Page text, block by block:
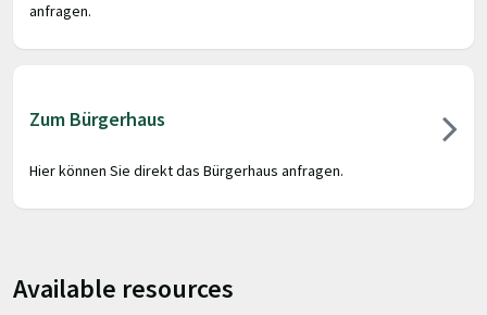
anfragen.
Zum Bürgerhaus
Hier können Sie direkt das Bürgerhaus anfragen.
Available resources